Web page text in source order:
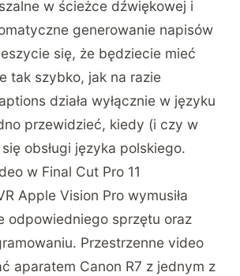
w ścieżce dźwiękowej i
generowanie napisów
się, że będziecie mieć
tak szybko, jak na razie
działa wyłącznie w języku
przewidzieć, kiedy (i czy w
obsługi języka polskiego.
w Final Cut Pro 11
Apple Vision Pro wymusiła
odpowiedniego sprzętu oraz
Przestrzenne video
aparatem Canon R7 z jednym z